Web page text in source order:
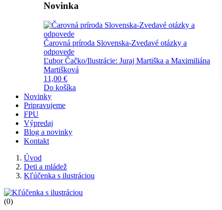
Novinka
Čarovná príroda Slovenska-Zvedavé otázky a
odpovede
Ľubor Čačko/Ilustrácie: Juraj Martiška a Maximiliána
Martišková
11,00 €
Do košíka
Novinky
Pripravujeme
FPU
Výpredaj
Blog a novinky
Kontakt
Úvod
Deti a mládež
Kľúčenka s ilustráciou
(0)